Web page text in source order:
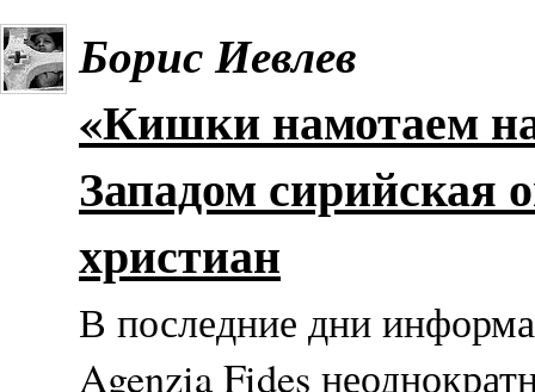
Борис Иевлев
«Кишки намотаем
Западом сирийская
христиан
В последние дни
Agenzia Fides